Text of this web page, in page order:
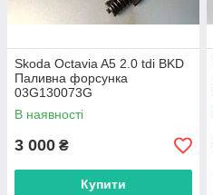
Skoda Octavia A5 2.0 tdi BKD
Паливна форсунка
03G130073G
В наявності
3 000 ₴
Купити